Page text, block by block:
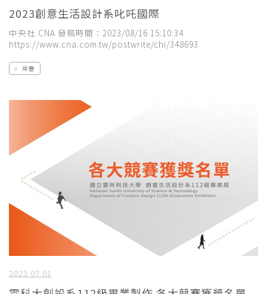
2023創意生活設計系叱吒國際
中央社 CNA 發稿時間：2023/08/16 15:10:34
https://www.cna.com.tw/postwrite/chi/348693
榮譽
2023.07.01